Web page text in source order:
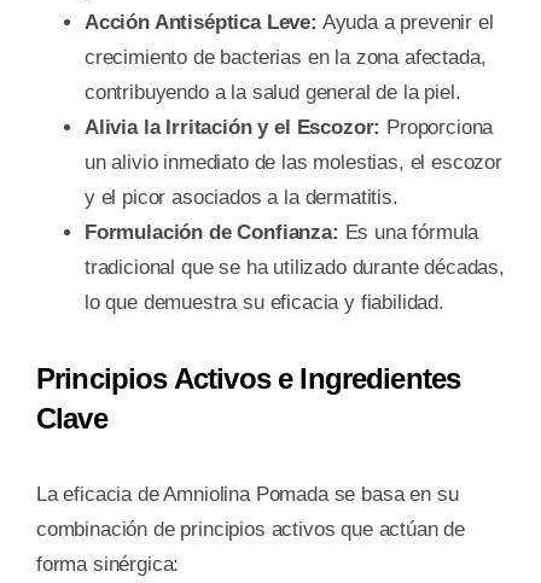
Acción Antiséptica Leve: Ayuda a prevenir el
crecimiento de bacterias en la zona afectada,
contribuyendo a la salud general de la piel.
Alivia la Irritación y el Escozor: Proporciona
un alivio inmediato de las molestias, el escozor
y el picor asociados a la dermatitis.
Formulación de Confianza: Es una fórmula
tradicional que se ha utilizado durante décadas,
lo que demuestra su eficacia y fiabilidad.
Principios Activos e Ingredientes
Clave
La eficacia de Amniolina Pomada se basa en su
combinación de principios activos que actúan de
forma sinérgica: